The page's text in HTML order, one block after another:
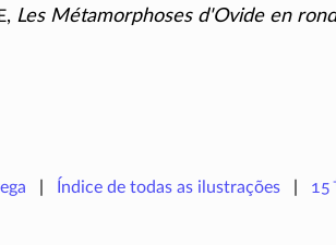
, Les Métamorphoses d'Ovide en
Índice de todas as ilustrações 15